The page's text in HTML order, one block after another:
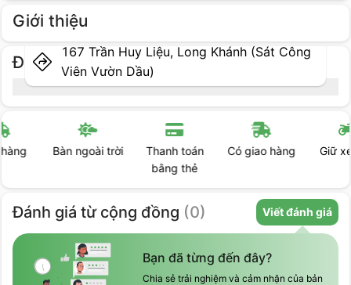
Giới thiệu
Địa điểm cụ thể
167 Trần Huy Liệu, Long Khánh (Sát Công
Viên Vườn Dầu)
Bàn ngoài trời
Thanh toán
bằng thẻ
Có giao hàng Giữ xe máy
Đánh giá từ cộng đồng (0) Viết đánh giá
Bạn đã từng đến đây?
Chia sẻ trải nghiệm và cảm nhận của bản